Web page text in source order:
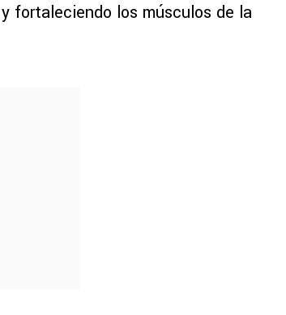
fortaleciendo los músculos de la